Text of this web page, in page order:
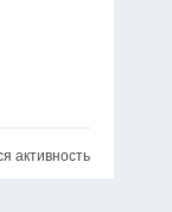
активность